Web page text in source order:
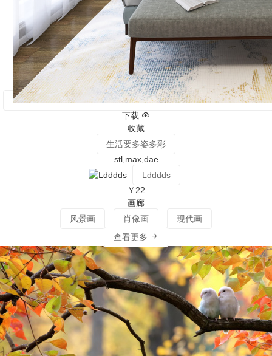
下载
收藏
生活要多姿多彩
stl,max,dae
Ldddds
￥22
画廊
风景画
肖像画
现代画
查看更多